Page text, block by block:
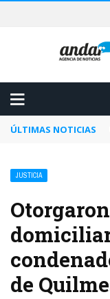
ÚLTIMAS NOTICIAS
JUSTICIA
de